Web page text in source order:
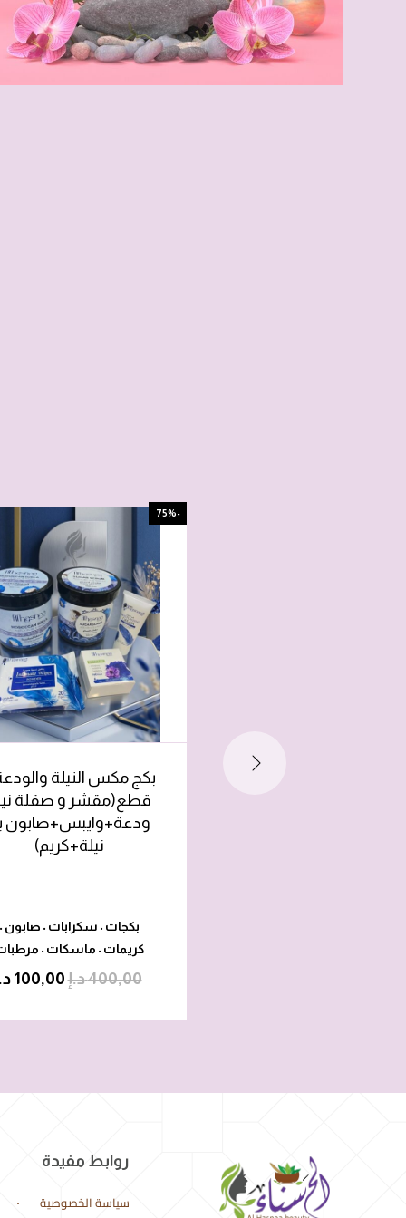
-75%
قطع(مقشر و صقلة
ودعة+وايبس+صابون
نيلة+كريم)
بكجات • سكرابات • صابون
كريمات • ماسكات •
400,00د.إ100,00
روابط مفيدة
سياسة الخصوصية